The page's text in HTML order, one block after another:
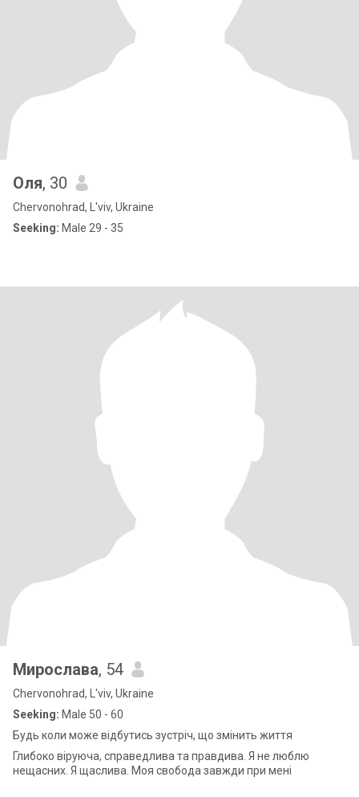
Оля, 30
Chervonohrad, L'viv, Ukraine
Seeking: Male 29 - 35
Мирослава, 54
Chervonohrad, L'viv, Ukraine
Seeking: Male 50 - 60
Будь коли може відбутись зустріч, що змінить життя
Глибоко віруюча, справедлива та правдива. Я не люблю
нещасних. Я щаслива. Моя свобода завжди при мені